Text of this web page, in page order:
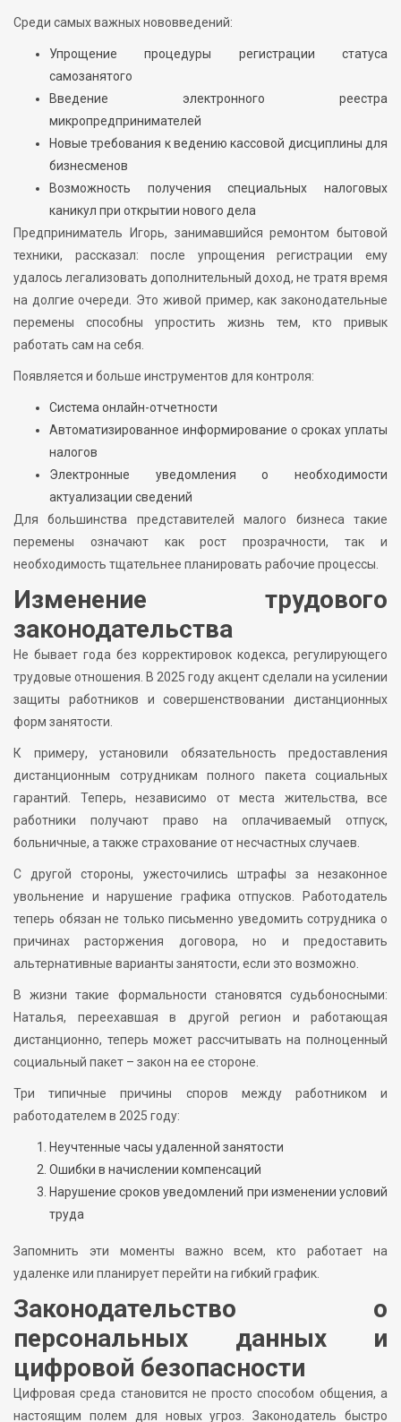
Среди самых важных нововведений:
Упрощение процедуры регистрации статуса
самозанятого
Введение электронного реестра
микропредпринимателей
Новые требования к ведению кассовой дисциплины для
бизнесменов
Возможность получения специальных налоговых
каникул при открытии нового дела
Предприниматель Игорь, занимавшийся ремонтом бытовой
техники, рассказал: после упрощения регистрации ему
удалось легализовать дополнительный доход, не тратя время
на долгие очереди. Это живой пример, как законодательные
перемены способны упростить жизнь тем, кто привык
работать сам на себя.
Появляется и больше инструментов для контроля:
Система онлайн-отчетности
Автоматизированное информирование о сроках уплаты
налогов
Электронные уведомления о необходимости
актуализации сведений
Для большинства представителей малого бизнеса такие
перемены означают как рост прозрачности, так и
необходимость тщательнее планировать рабочие процессы.
Изменение трудового
законодательства
Не бывает года без корректировок кодекса, регулирующего
трудовые отношения. В 2025 году акцент сделали на усилении
защиты работников и совершенствовании дистанционных
форм занятости.
К примеру, установили обязательность предоставления
дистанционным сотрудникам полного пакета социальных
гарантий. Теперь, независимо от места жительства, все
работники получают право на оплачиваемый отпуск,
больничные, а также страхование от несчастных случаев.
С другой стороны, ужесточились штрафы за незаконное
увольнение и нарушение графика отпусков. Работодатель
теперь обязан не только письменно уведомить сотрудника о
причинах расторжения договора, но и предоставить
альтернативные варианты занятости, если это возможно.
В жизни такие формальности становятся судьбоносными:
Наталья, переехавшая в другой регион и работающая
дистанционно, теперь может рассчитывать на полноценный
социальный пакет – закон на ее стороне.
Три типичные причины споров между работником и
работодателем в 2025 году:
Неучтенные часы удаленной занятости
Ошибки в начислении компенсаций
Нарушение сроков уведомлений при изменении условий
труда
Запомнить эти моменты важно всем, кто работает на
удаленке или планирует перейти на гибкий график.
Законодательство о
персональных данных и
цифровой безопасности
Цифровая среда становится не просто способом общения, а
настоящим полем для новых угроз. Законодатель быстро